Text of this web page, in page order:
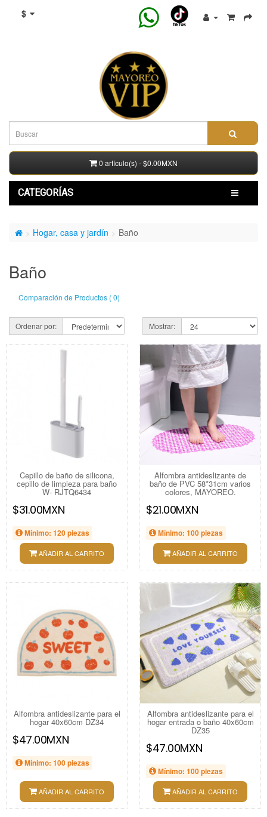
$
0 artículo(s) - $0.00MXN
CATEGORÍAS
Hogar, casa y jardín Baño
Baño
Comparación de Productos ( 0)
Ordenar por: Mostrar:
Cepillo de baño de silicona,
cepillo de limpieza para baño
W- RJTQ6434
$31.00MXN
Mínimo: 120 piezas
AÑADIR AL CARRITO
Alfombra antideslizante de
baño de PVC 58*31cm varios
colores, MAYOREO.
$21.00MXN
Mínimo: 100 piezas
AÑADIR AL CARRITO
Alfombra antideslizante para el
hogar 40x60cm DZ34
$47.00MXN
Mínimo: 100 piezas
AÑADIR AL CARRITO
Alfombra antideslizante para el
hogar entrada o baño 40x60cm
DZ35
$47.00MXN
Mínimo: 100 piezas
AÑADIR AL CARRITO